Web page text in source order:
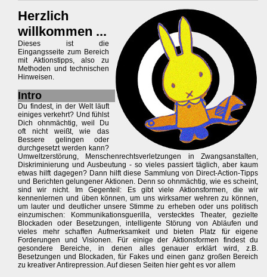
Herzlich
willkommen ...
Dieses ist die
Eingangsseite zum Bereich
mit Aktionstipps, also zu
Methoden und technischen
Hinweisen.
Intro
Du findest, in der Welt läuft
einiges verkehrt? Und fühlst
Dich ohnmächtig, weil Du
oft nicht weißt, wie das
Bessere gelingen oder
durchgesetzt werden kann?
Umweltzerstörung, Menschenrechtsverletzungen in Zwangsanstalten,
Diskriminierung und Ausbeutung - so vieles passiert täglich, aber kaum
etwas hilft dagegen? Dann hilft diese Sammlung von Direct-Action-Tipps
und Berichten gelungener Aktionen. Denn so ohnmächtig, wie es scheint,
sind wir nicht. Im Gegenteil: Es gibt viele Aktionsformen, die wir
kennenlernen und üben können, um uns wirksamer wehren zu können,
um lauter und deutlicher unsere Stimme zu erheben oder uns politisch
einzumischen: Kommunikationsguerilla, verstecktes Theater, gezielte
Blockaden oder Besetzungen, intelligente Störung von Abläufen und
vieles mehr schaffen Aufmerksamkeit und bieten Platz für eigene
Forderungen und Visionen. Für einige der Aktionsformen findest du
gesondere Bereiche, in denen alles genauer erklärt wird, z.B.
Besetzungen und Blockaden, für Fakes und einen ganz großen Bereich
zu kreativer Antirepression. Auf diesen Seiten hier geht es vor allem